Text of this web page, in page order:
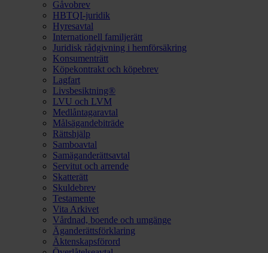
Gåvobrev
HBTQI-juridik
Hyresavtal
Internationell familjerätt
Juridisk rådgivning i hemförsäkring
Konsumenträtt
Köpekontrakt och köpebrev
Lagfart
Livsbesiktning®
LVU och LVM
Medlåntagaravtal
Målsägandebiträde
Rättshjälp
Samboavtal
Samäganderättsavtal
Servitut och arrende
Skatterätt
Skuldebrev
Testamente
Vita Arkivet
Vårdnad, boende och umgänge
Äganderättsförklaring
Äktenskapsförord